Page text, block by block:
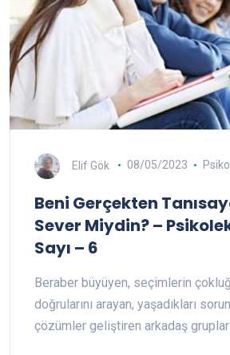
Elif Gök 08/05/2023
Beni Gerçekten
Sever Miydin? –
Sayı – 6
Beraber büyüyen, seçimlerin
doğrularını arayan, yaşadıkları
çözümler geliştiren arkadaş